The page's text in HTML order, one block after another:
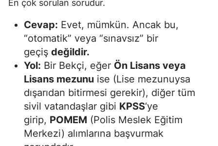
En çok sorulan sorudur.
Cevap: Evet, mümkün. Ancak bu,
“otomatik” veya “sınavsız” bir
geçiş değildir.
Yol: Bir Bekçi, eğer Ön Lisans veya
Lisans mezunu ise (Lise mezunuysa
dışarıdan bitirmesi gerekir), diğer tüm
sivil vatandaşlar gibi KPSS‘ye
girip, POMEM (Polis Meslek Eğitim
Merkezi) alımlarına başvurmak